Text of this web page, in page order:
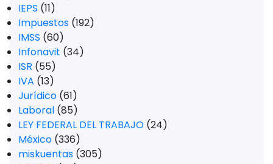
IEPS (11)
Impuestos (192)
IMSS (60)
Infonavit (34)
ISR (55)
IVA (13)
Jurídico (61)
Laboral (85)
LEY FEDERAL DEL TRABAJO (24)
México (336)
miskuentas (305)